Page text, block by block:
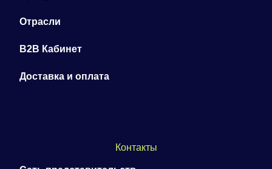
Отрасли
B2B Кабинет
Доставка и оплата
Контакты